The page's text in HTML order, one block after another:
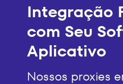
Integração
com Seu
Aplicativo
Nossos proxies